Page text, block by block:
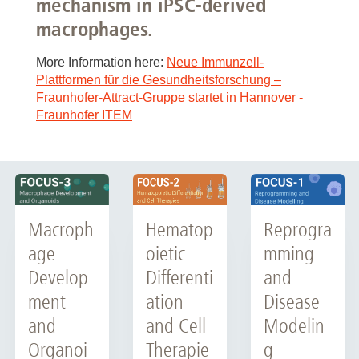
mechanism in iPSC-derived
macrophages.
More Information here: Neue Immunzell-
Plattformen für die Gesundheitsforschung –
Fraunhofer-Attract-Gruppe startet in Hannover -
Fraunhofer ITEM
Macroph
age
Develop
ment
and
Organoi
Hematop
oietic
Differenti
ation
and Cell
Therapie
Reprogra
mming
and
Disease
Modelin
g